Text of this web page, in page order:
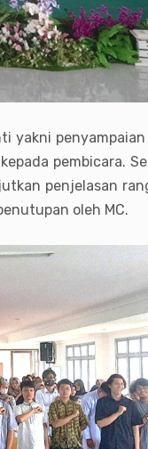
yakni
pembicara.
penjelasan
oleh MC.